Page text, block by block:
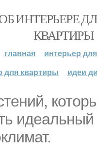
ИНТЕРЬЕРЕ
КВАРТИРЫ
главная
интерьер
для квартиры
идеи
идеальный